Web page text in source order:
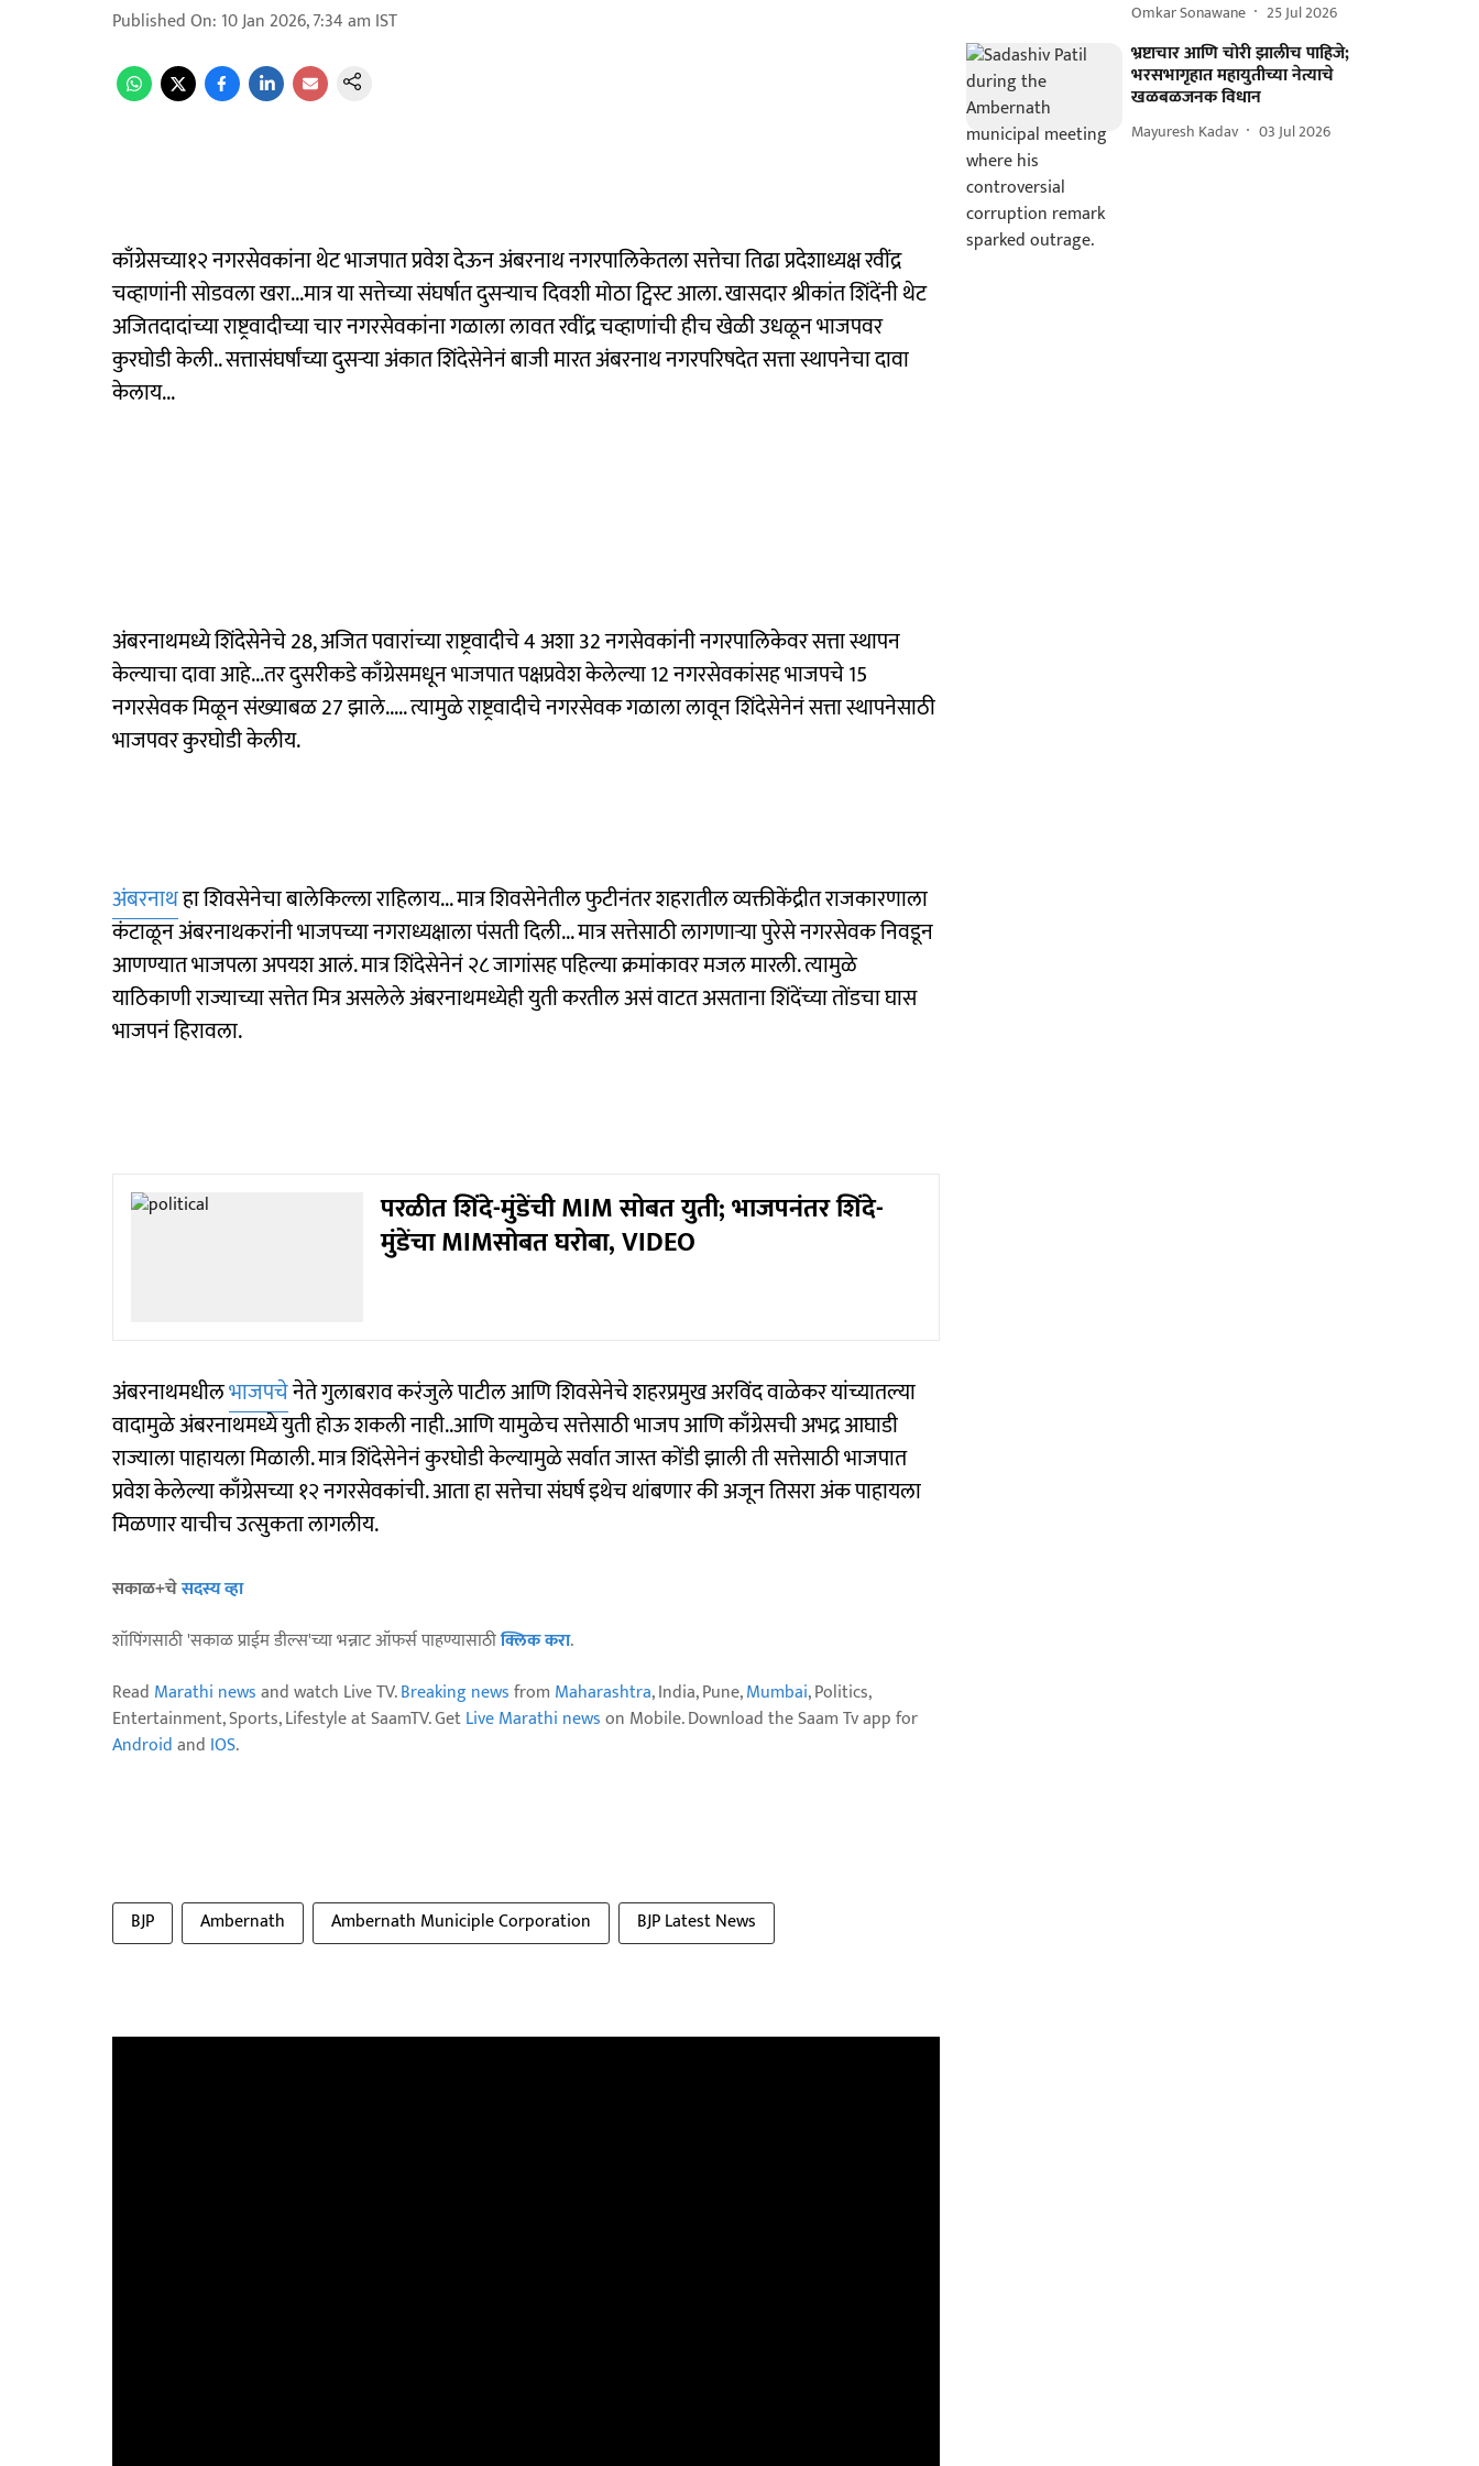
Published On: 10 Jan 2026, 7:34 am IST
काँग्रेसच्या१२ नगरसेवकांना थेट भाजपात प्रवेश देऊन अंबरनाथ नगरपालिकेतला सत्तेचा तिढा प्रदेशाध्यक्ष रवींद्र
चव्हाणांनी सोडवला खरा...मात्र या सत्तेच्या संघर्षात दुसऱ्याच दिवशी मोठा ट्विस्ट आला. खासदार श्रीकांत शिंदेंनी थेट
अजितदादांच्या राष्ट्रवादीच्या चार नगरसेवकांना गळाला लावत रवींद्र चव्हाणांची हीच खेळी उधळून भाजपवर
कुरघोडी केली.. सत्तासंघर्षांच्या दुसऱ्या अंकात शिंदेसेनेनं बाजी मारत अंबरनाथ नगरपरिषदेत सत्ता स्थापनेचा दावा
केलाय...
अंबरनाथमध्ये शिंदेसेनेचे 28, अजित पवारांच्या राष्ट्रवादीचे 4 अशा 32 नगसेवकांनी नगरपालिकेवर सत्ता स्थापन
केल्याचा दावा आहे...तर दुसरीकडे काँग्रेसमधून भाजपात पक्षप्रवेश केलेल्या 12 नगरसेवकांसह भाजपचे 15
नगरसेवक मिळून संख्याबळ 27 झाले..... त्यामुळे राष्ट्रवादीचे नगरसेवक गळाला लावून शिंदेसेनेनं सत्ता स्थापनेसाठी
भाजपवर कुरघोडी केलीय.
अंबरनाथहा शिवसेनेचा बालेकिल्ला राहिलाय... मात्र शिवसेनेतील फुटीनंतर शहरातील व्यक्तीकेंद्रीत राजकारणाला
कंटाळून अंबरनाथकरांनी भाजपच्या नगराध्यक्षाला पंसती दिली... मात्र सत्तेसाठी लागणाऱ्या पुरेसे नगरसेवक निवडून
आणण्यात भाजपला अपयश आलं. मात्र शिंदेसेनेनं २८ जागांसह पहिल्या क्रमांकावर मजल मारली. त्यामुळे
याठिकाणी राज्याच्या सत्तेत मित्र असलेले अंबरनाथमध्येही युती करतील असं वाटत असताना शिंदेंच्या तोंडचा घास
भाजपनं हिरावला.
परळीत शिंदे-मुंडेंची MIM सोबत युती; भाजपनंतर शिंदे-
मुंडेंचा MIMसोबत घरोबा, VIDEO
अंबरनाथमधीलभाजपचेनेते गुलाबराव करंजुले पाटील आणि शिवसेनेचे शहरप्रमुख अरविंद वाळेकर यांच्यातल्या
वादामुळे अंबरनाथमध्ये युती होऊ शकली नाही..आणि यामुळेच सत्तेसाठी भाजप आणि काँग्रेसची अभद्र आघाडी
राज्याला पाहायला मिळाली. मात्र शिंदेसेनेनं कुरघोडी केल्यामुळे सर्वात जास्त कोंडी झाली ती सत्तेसाठी भाजपात
प्रवेश केलेल्या काँग्रेसच्या १२ नगरसेवकांची. आता हा सत्तेचा संघर्ष इथेच थांबणार की अजून तिसरा अंक पाहायला
मिळणार याचीच उत्सुकता लागलीय.
सकाळ+चेसदस्य व्हा
शॉपिंगसाठी 'सकाळ प्राईम डील्स'च्या भन्नाट ऑफर्स पाहण्यासाठीक्लिक करा.
Read Marathi newsand watch Live TV.Breaking newsfrom Maharashtra, India, Pune,Mumbai, Politics,
Entertainment, Sports, Lifestyle at SaamTV. GetLive Marathi newson Mobile. Download the Saam Tv app for
Androidand IOS.
BJP Ambernath Ambernath Municiple Corporation BJP Latest News
Omkar Sonawane 25 Jul 2026
भ्रष्टाचार आणि चोरी झालीच पाहिजे;
भरसभागृहात महायुतीच्या नेत्याचे
खळबळजनक विधान
Mayuresh Kadav 03 Jul 2026